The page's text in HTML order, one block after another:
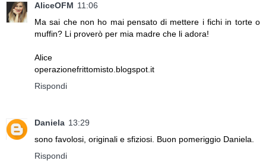
AliceOFM 11:06
Ma sai che non ho mai pensato di mettere i fichi in torte o
muffin? Li proverò per mia madre che li adora!
Alice
operazionefrittomisto.blogspot.it
Rispondi
Daniela 13:29
sono favolosi, originali e sfiziosi. Buon pomeriggio Daniela.
Rispondi